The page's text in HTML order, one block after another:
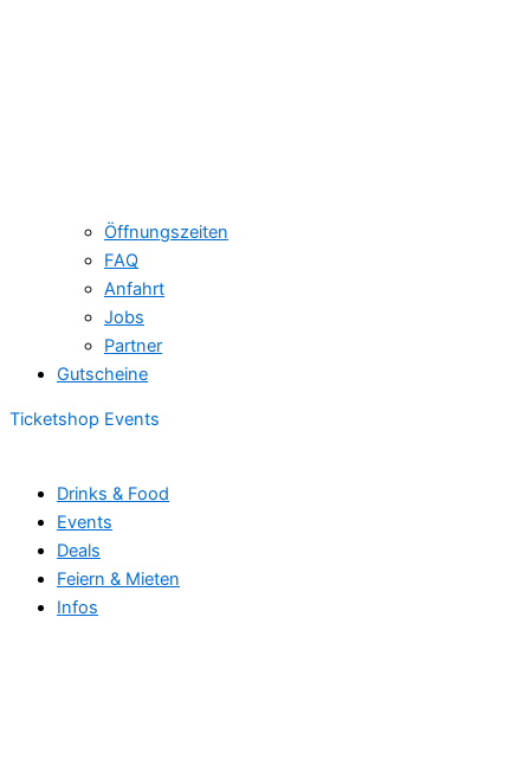
Öffnungszeiten
FAQ
Anfahrt
Jobs
Partner
Gutscheine
Ticketshop Events
Drinks & Food
Events
Deals
Feiern & Mieten
Infos